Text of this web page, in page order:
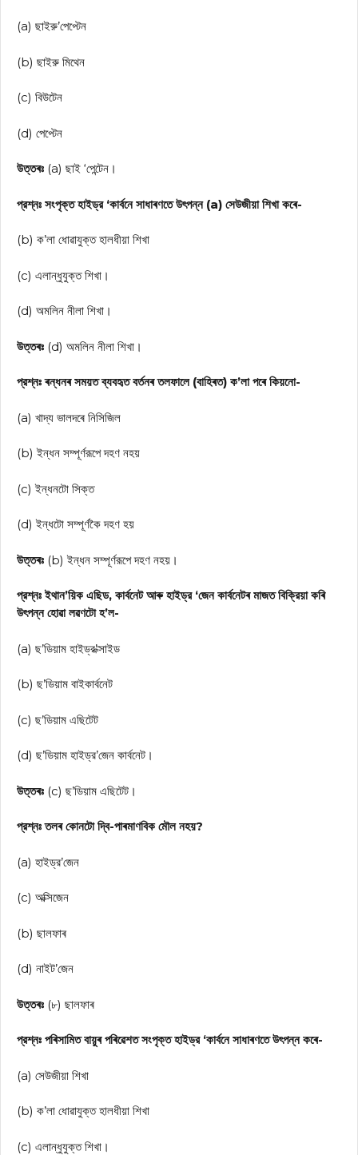
(a) ছাইরু’পেপ্টেন
(b) ছাইরু মিথেন
(c) বিউটেন
(d) পেপ্টেন
উত্তৰঃ (a) ছাই ‘পেন্টেন।
প্রশ্নঃ সংপৃক্ত হাইড্র ‘কার্বনে সাধাৰণতে উৎপন্ন (a) সেউজীয়া শিখা কৰে-
(b) ক’লা ধোৱাযুক্ত হালধীয়া শিখা
(c) এলান্ধুযুক্ত শিখা।
(d) অমলিন নীলা শিখা।
উত্তৰঃ (d) অমলিন নীলা শিখা।
প্রশ্নঃ ৰন্ধনৰ সময়ত ব্যবহৃত বৰ্তনৰ তলফালে (বাহিৰত) ক’লা পৰে কিয়নো-
(a) খাদ্য ভালদৰে নিসিজিল
(b) ইন্ধন সম্পূর্ণরূপে দহণ নহয়
(c) ইন্ধনটো সিক্ত
(d) ইন্ধটো সম্পূর্ণকৈ দহণ হয়
উত্তৰঃ (b) ইন্ধন সম্পূর্ণরূপে দহণ নহয়।
প্রশ্নঃ ইথান’য়িক এছিড, কার্বনেট আৰু হাইড্র ‘জেন কার্বনেটৰ মাজত বিক্রিয়া কৰি
উৎপন্ন হোৱা লৱণটো হ’ল-
(a) ছ’ডিয়াম হাইড্র’ক্সাইড
(b) ছ’ডিয়াম বাইকার্বনেট
(c) ছ’ডিয়াম এছিটেট
(d) ছ’ডিয়াম হাইড্র’জেন কার্বনেট।
উত্তৰঃ (c) ছ’ডিয়াম এছিটেট।
প্রশ্নঃ তলৰ কোনটো দ্বি-পাৰমাণবিক মৌল নহয়?
(a) হাইড্র’জেন
(c) অক্সিজেন
(b) ছালফাৰ
(d) নাইট’জেন
উত্তৰঃ (৮) ছালফাৰ
প্রশ্নঃ পৰিসামিত বায়ুৰ পৰিৱেশত সংপৃক্ত হাইড্র ‘কার্বনে সাধাৰণতে উৎপন্ন কৰে-
(a) সেউজীয়া শিখা
(b) ক’লা ধোৱাযুক্ত হালধীয়া শিখা
(c) এলান্ধুযুক্ত শিখা।